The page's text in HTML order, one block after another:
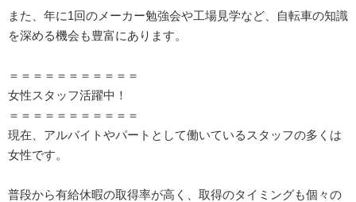
また、年に1回のメーカー勉強会や工場見学など、自転車の知識
を深める機会も豊富にあります。
＝＝＝＝＝＝＝＝＝＝＝
女性スタッフ活躍中！
＝＝＝＝＝＝＝＝＝＝＝
現在、アルバイトやパートとして働いているスタッフの多くは
女性です。
普段から有給休暇の取得率が高く、取得のタイミングも個々の